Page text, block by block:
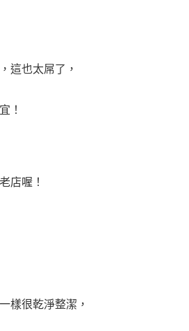
這也太屌了，
！
店喔！
樣很乾淨整潔，